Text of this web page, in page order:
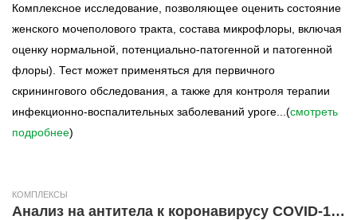
Комплексное исследование, позволяющее оценить состояние
женского мочеполового тракта, состава микрофлоры, включая
оценку нормальной, потенциально-патогенной и патогенной
флоры). Тест может применяться для первичного
скринингового обследования, а также для контроля терапии
инфекционно-воспалительных заболеваний уроге...(смотреть
подробнее)
КОМПЛЕКСЫ
Анализ на антитела к коронавирусу COVID-19 (IgM, IgA, IgG к спайковому S-белку качественно, IgG к спайковому S-белку количественно)